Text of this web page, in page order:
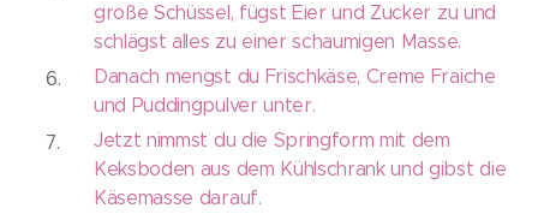
große Schüssel, fügst Eier und Zucker zu und
schlägst alles zu einer schaumigen Masse.
Danach mengst du Frischkäse, Creme Fraiche
und Puddingpulver unter.
Jetzt nimmst du die Springform mit dem
Keksboden aus dem Kühlschrank und gibst die
Käsemasse darauf.